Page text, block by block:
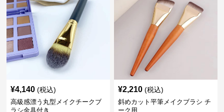
¥4,140 (税込)
高級感漂う丸型メイクチークブ
ラシ金具付き
¥2,210 (税込)
斜めカット平筆メイクブラシ チ
ーク用